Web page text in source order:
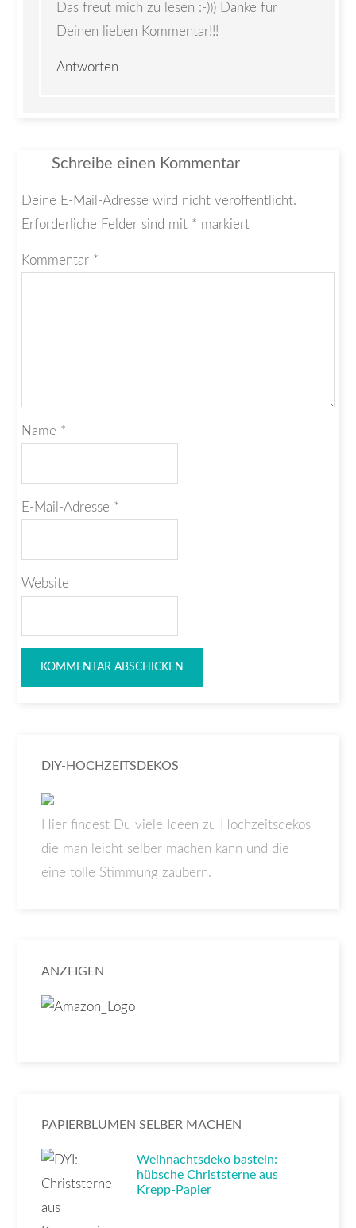
Das freut mich zu lesen :-))) Danke für
Deinen lieben Kommentar!!!
Antworten
Schreibe einen Kommentar
Deine E-Mail-Adresse wird nicht veröffentlicht.
Erforderliche Felder sind mit * markiert
Kommentar *
Name *
E-Mail-Adresse *
Website
DIY-HOCHZEITSDEKOS
Hier findest Du viele Ideen zu Hochzeitsdekos
die man leicht selber machen kann und die
eine tolle Stimmung zaubern.
ANZEIGEN
PAPIERBLUMEN SELBER MACHEN
Weihnachtsdeko basteln:
hübsche Christsterne aus
Krepp-Papier